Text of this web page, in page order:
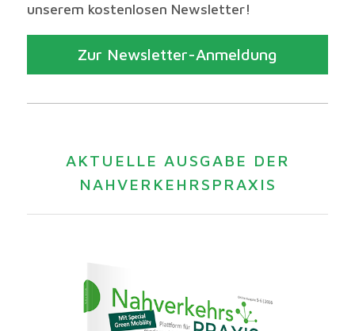
unserem kostenlosen Newsletter!
Zur Newsletter-Anmeldung
AKTUELLE AUSGABE DER
NAHVERKEHRSPRAXIS